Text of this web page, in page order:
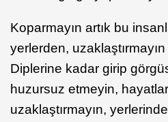
Koparmayın artık bu
yerlerden,
Diplerine kadar girip
huzursuz etmeyin,
uzaklaştırmayın,